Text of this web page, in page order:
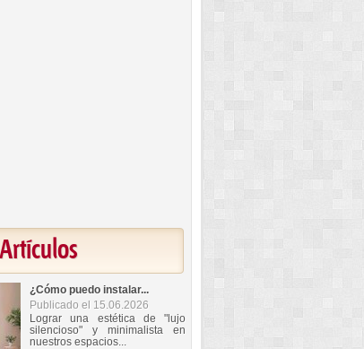
¿Cómo puedo instalar...
Publicado el 15.06.2026
Lograr una estética de "lujo
silencioso" y minimalista en
nuestros espacios...